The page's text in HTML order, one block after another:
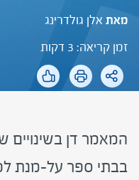
מאת אלן גולדרינג
זמן קריאה: 3 דקות
המאמר דן בשינויים
בבתי ספר על-מנת